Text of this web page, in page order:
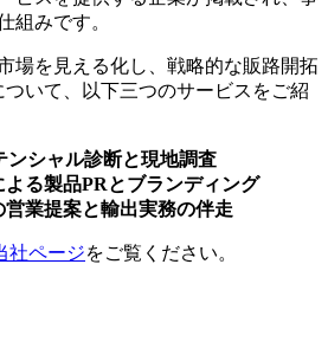
組みです。
場を見える化し、戦略的な販路開拓
ついて、以下三つのサービスをご紹
ンシャル診断と現地調査
よる製品PRとブランディング
業提案と輸出実務の伴走
社ページをご覧ください。